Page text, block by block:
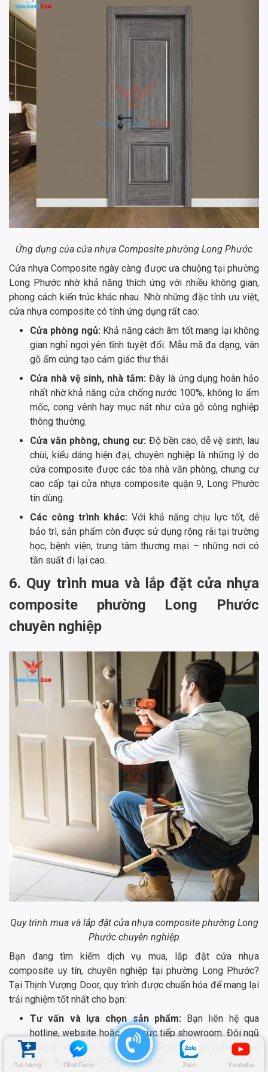
Giỏ hàng Chat Face Zalo Youtube
Ứng dụng của cửa nhựa Composite phường Long Phước
Cửa nhựa Composite ngày càng được ưa chuộng tại phường
Long Phước nhờ khả năng thích ứng với nhiều không gian,
phong cách kiến trúc khác nhau. Nhờ những đặc tính ưu việt,
cửa nhựa composite có tính ứng dụng rất cao:
Cửa phòng ngủ:Khả năng cách âm tốt mang lại không
gian nghỉ ngơi yên tĩnh tuyệt đối. Mẫu mã đa dạng, vân
gỗ ấm cúng tạo cảm giác thư thái.
Cửa nhà vệ sinh, nhà tắm: Đây là ứng dụng hoàn hảo
nhất nhờ khả năng cửa chống nước 100%, không lo ẩm
mốc, cong vênh hay mục nát như cửa gỗ công nghiệp
thông thường.
Cửa văn phòng, chung cư: Độ bền cao, dễ vệ sinh, lau
chùi, kiểu dáng hiện đại, chuyên nghiệp là những lý do
cửa composite được các tòa nhà văn phòng, chung cư
cao cấp tại cửa nhựa composite quận 9, Long Phước
tin dùng.
Các công trình khác: Với khả năng chịu lực tốt, dễ
bảo trì, sản phẩm còn được sử dụng rộng rãi tại trường
học, bệnh viện, trung tâm thương mại – những nơi có
tần suất đi lại cao.
6. Quy trình mua và lắp đặt cửa nhựa
composite phường Long Phước
chuyên nghiệp
Quy trình mua và lắp đặt cửa nhựa composite phường Long
Phước chuyên nghiệp
Bạn đang tìm kiếm dịch vụ mua, lắp đặt cửa nhựa
composite uy tín, chuyên nghiệp tại phường Long Phước?
Tại Thịnh Vượng Door, quy trình được chuẩn hóa để mang lại
trải nghiệm tốt nhất cho bạn:
Tư vấn và lựa chọn sản phẩm: Bạn liên hệ qua
hotline, website hoặc đến trực tiếp showroom. Đội ngũ
chuyên viên giàu kinh nghiệm sẽ tư vấn tận tình để bạn
chọn được sản phẩm ưng ý nhất.